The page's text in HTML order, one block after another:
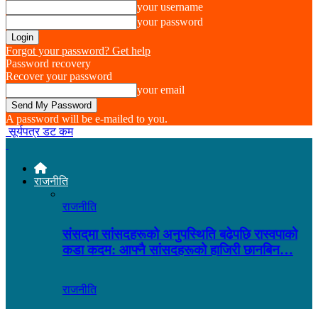
your username
your password
Forgot your password? Get help
Password recovery
Recover your password
your email
A password will be e-mailed to you.
सूर्यपत्र डट कम
राजनीति
राजनीति
संसद्‌मा सांसदहरूको अनुपस्थिति बढेपछि रास्वपाको
कडा कदम: आफ्नै सांसदहरूको हाजिरी छानबिन…
राजनीति